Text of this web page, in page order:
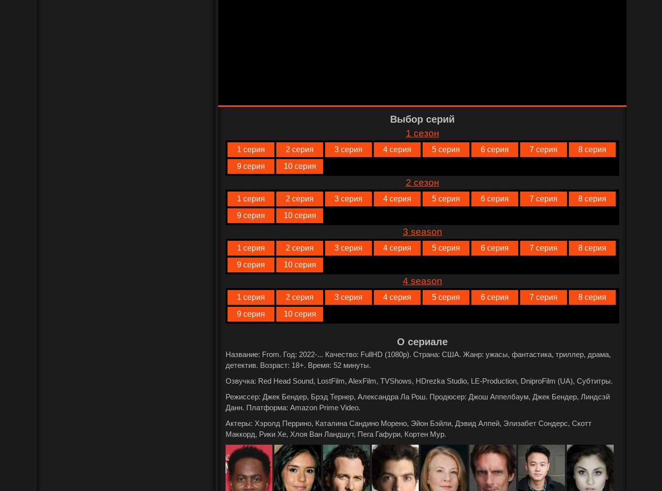
Выбор серий
1 сезон
1 серия 2 серия 3 серия 4 серия 5 серия 6 серия 7 серия
8 серия
9 серия
10 серия
2 сезон
1 серия 2 серия 3 серия 4 серия 5 серия 6 серия 7 серия
8 серия
9 серия
10 серия
3 season
1 серия 2 серия 3 серия 4 серия 5 серия 6 серия 7 серия
8 серия
9 серия
10 серия
4 season
1 серия 2 серия 3 серия 4 серия 5 серия 6 серия 7 серия
8 серия
9 серия
10 серия
О сериале
Название: From. Год: 2022-... Качество: FullHD (1080p). Страна: США. Жанр: ужасы, фантастика, триллер, драма,
детектив. Возраст: 18+. Время: 52 минуты.
Озвучка: Red Head Sound, LostFilm, AlexFilm, TVShows, HDrezka Studio, LE-Production, DniproFilm (UA), Субтитры.
Режиссер: Джек Бендер, Брэд Тернер, Александра Ла Рош. Продюсер: Джош Аппелбаум, Джек Бендер, Линдсэй
Данн. Платформа: Amazon Prime Video.
Актеры: Хэролд Перрино, Каталина Сандино Морено, Эйон Бэйли, Дэвид Алпей, Элизабет Сондерс, Скотт
Маккорд, Рики Хе, Хлоя Ван Ландшут, Пега Гафури, Кортен Мур.